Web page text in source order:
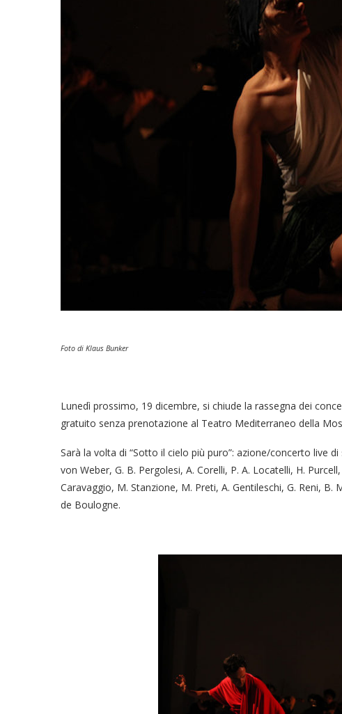
Foto di Klaus Bunker
Lunedì prossimo, 19 dicembre, si chiude la rassegna dei
gratuito senza prenotazione al Teatro Mediterraneo della
Sarà la volta di “Sotto il cielo più puro”: azione/concerto live
von Weber, G. B. Pergolesi, A. Corelli, P. A. Locatelli, H.
Caravaggio, M. Stanzione, M. Preti, A. Gentileschi, G. Reni, B.
de Boulogne.